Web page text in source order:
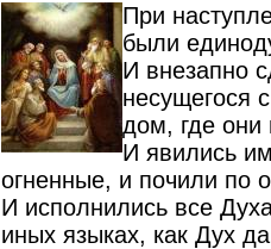
При
были
И внезапно
несущегося
дом, где они
И явились
огненные, и почили по
И исполнились все
иных языках, как Дух